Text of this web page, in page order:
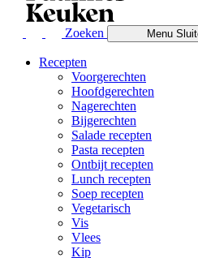
Zoeken Menu
Recepten
Voorgerechten
Hoofdgerechten
Nagerechten
Bijgerechten
Salade recepten
Pasta recepten
Ontbijt recepten
Lunch recepten
Soep recepten
Vegetarisch
Vis
Vlees
Kip